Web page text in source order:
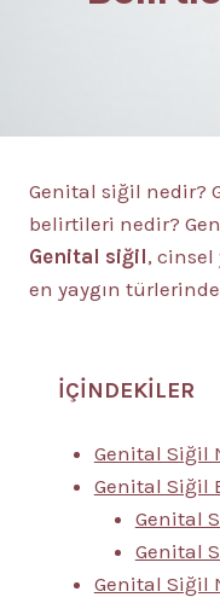
Genital siğil nedir?
belirtileri nedir?
Genital siğil, cinsel
en yaygın
İÇİNDEKİLER
Genital Siğil
Genital Siğil
Genital
Genital
Genital Siğil